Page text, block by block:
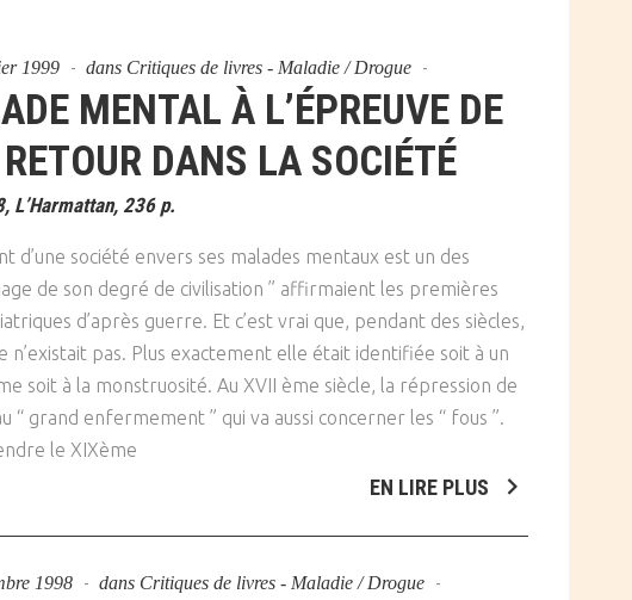
1999 dans Critiques de livres - Maladie / Drogue
MENTAL À L’ÉPREUVE DE
DANS LA SOCIÉTÉ
L’Harmattan, 236 p.
d’une société envers ses malades mentaux est un des
de son degré de civilisation ” affirmaient les premières
d’après guerre. Et c’est vrai que, pendant des siècles,
n’existait pas. Plus exactement elle était identifiée soit à un
soit à la monstruosité. Au XVII ème siècle, la répression de
“ grand enfermement ” qui va aussi concerner les “ fous ”.
le XIXème
EN LIRE PLUS
1998 dans Critiques de livres - Maladie / Drogue